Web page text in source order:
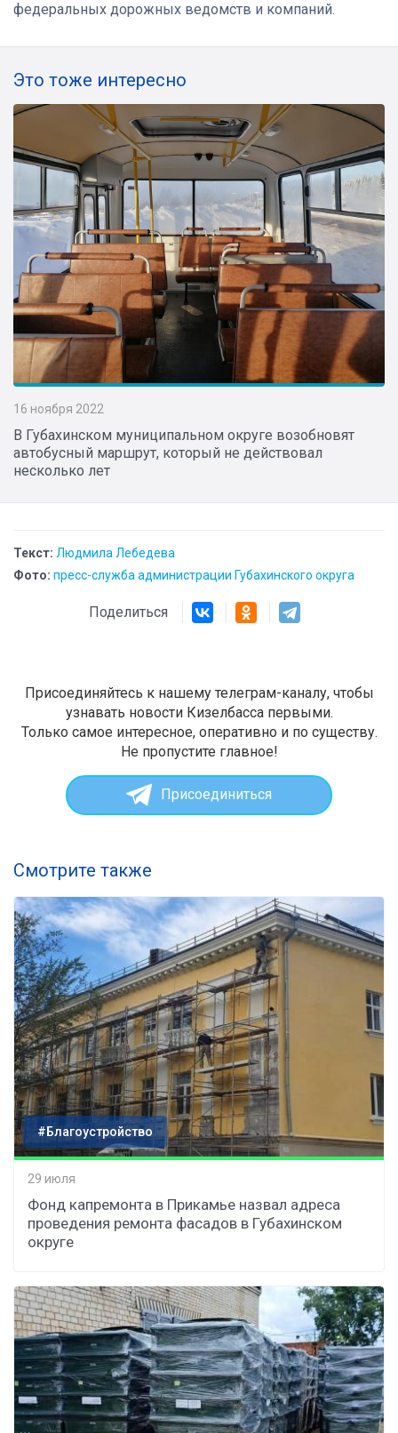
федеральных дорожных ведомств и компаний.
Это тоже интересно
16 ноября 2022
В Губахинском муниципальном округе возобновят
автобусный маршрут, который не действовал
несколько лет
Текст: Людмила Лебедева
Фото: пресс-служба администрации Губахинского округа
Поделиться
Присоединяйтесь к нашему телеграм-каналу, чтобы
узнавать новости Кизелбасса первыми.
Только самое интересное, оперативно и по существу.
Не пропустите главное!
Присоединиться
Смотрите также
#Благоустройство
29 июля
Фонд капремонта в Прикамье назвал адреса
проведения ремонта фасадов в Губахинском
округе